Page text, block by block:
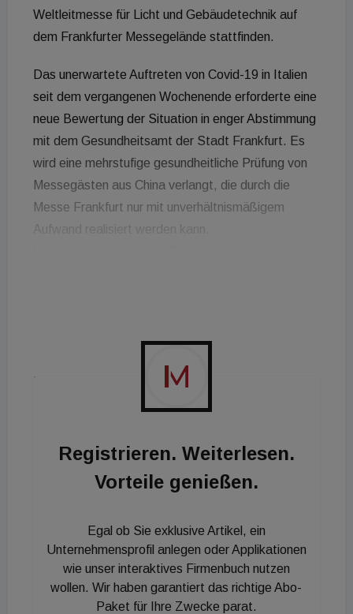
Weltleitmesse für Licht und Gebäudetechnik auf
dem Frankfurter Messegelände stattfinden.
Das unerwartete Auftreten von Covid-19 in Italien
seit dem vergangenen Wochenende erforderte eine
neue Bewertung der Situation in enger Abstimmung
mit dem Gesundheitsamt der Stadt Frankfurt. Es
wird eine mehrstufige gesundheitliche Prüfung von
Messegästen aus China verlangt, die durch die
Messe Frankfurt nur mit unverhältnismäßigem
Aufwand realisiert werden kann.
Light + Building entschieden.
Dieser Entschluss wird ebenfalls von den
dem Fachverband Licht im ZVEI (Zentralverband
Elektrotechnik- und Elektronikindustrie) und dem
Zentralverband der Deutschen Elektro- und
mitgetragen. Auch die wichtigsten italienischen
Verbände unterstützen die Entscheidung. China und
Italien stellen nach Deutschland sowohl die größte
Aussteller- als auch Besuchergruppe.
Registrieren. Weiterlesen.
Vorteile genießen.
Egal ob Sie exklusive Artikel, ein
Unternehmensprofil anlegen oder Applikationen
wie unser interaktives Firmenbuch nutzen
wollen. Wir haben garantiert das richtige Abo-
Paket für Ihre Zwecke parat.